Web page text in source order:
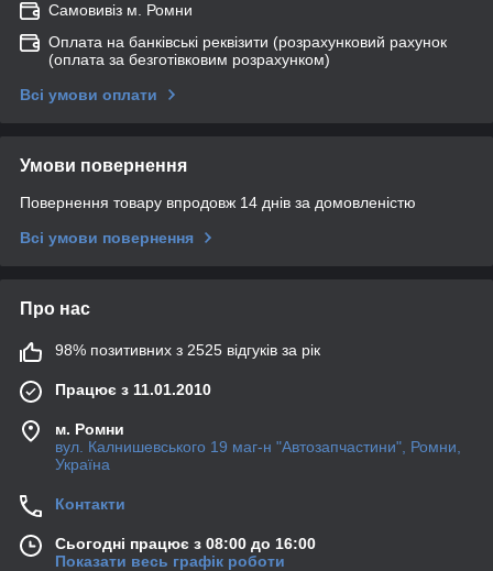
Самовивіз м. Ромни
Оплата на банківські реквізити (розрахунковий рахунок
(оплата за безготівковим розрахунком)
Всі умови оплати
Умови повернення
Повернення товару впродовж 14 днів за домовленістю
Всі умови повернення
Про нас
98% позитивних з 2525 відгуків за рік
Працює з 11.01.2010
м. Ромни
вул. Калнишевського 19 маг-н "Автозапчастини", Ромни,
Україна
Контакти
Сьогодні працює з 08:00 до 16:00
Показати весь графік роботи